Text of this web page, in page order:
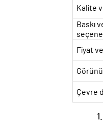
Kalite
Baskı
Fiyat
Çevre
1.